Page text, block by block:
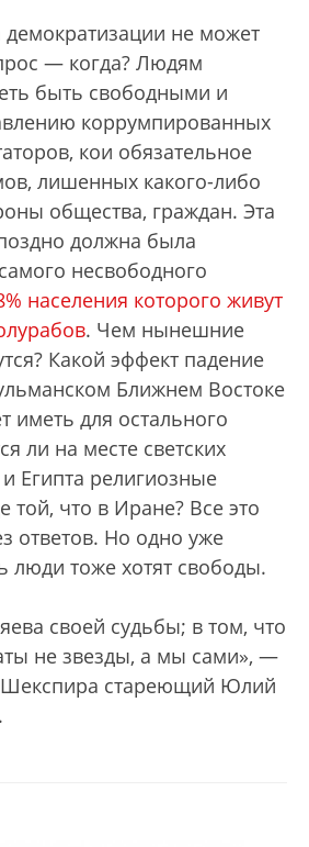
демократизации не может
— когда? Людям
быть свободными и
коррумпированных
кои обязательное
лишенных какого-либо
общества, граждан. Эта
должна была
несвободного
населения которого живут
. Чем нынешние
Какой эффект падение
Ближнем Востоке
иметь для остального
ли на месте светских
Египта религиозные
той, что в Иране? Все это
ответов. Но одно уже
люди тоже хотят свободы.
своей судьбы; в том, что
не звезды, а мы сами», —
Шекспира стареющий Юлий